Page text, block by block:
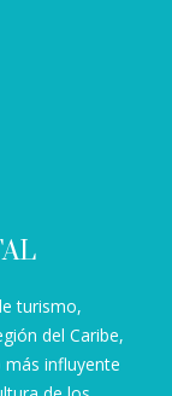
turismo,
del Caribe,
más influyente